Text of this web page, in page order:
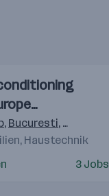
, Bucuresti, Budapest
Haustechnik
3 Jobs